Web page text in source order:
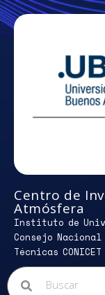
Centro de
Atmósfera
Instituto de
Consejo
Técnicas CONICET